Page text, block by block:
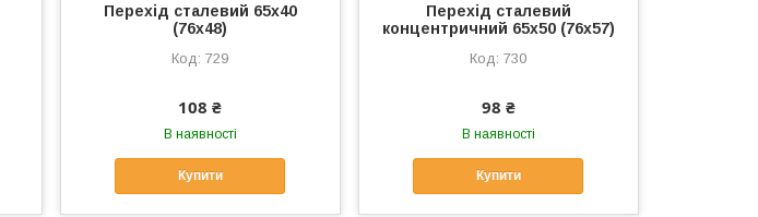
Перехід сталевий 65х40
(76х48)
729
108 ₴
В наявності
Купити
Перехід сталевий
концентричний 65х50 (76х57)
730
98 ₴
В наявності
Купити